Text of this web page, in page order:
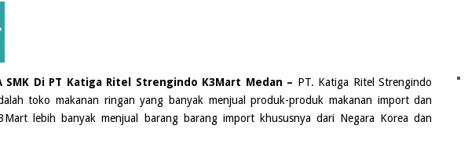
SMK Di PT Katiga Ritel Strengindo K3Mart Medan – PT. Katiga Ritel Strengindo
toko makanan ringan yang banyak menjual produk-produk makanan import dan
lebih banyak menjual barang barang import khususnya dari Negara Korea dan